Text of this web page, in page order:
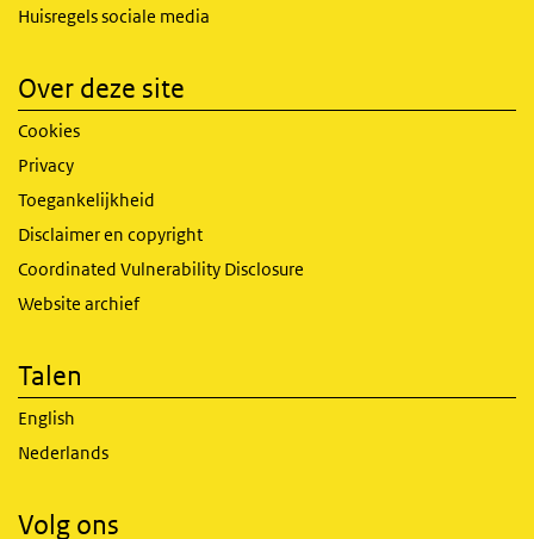
Huisregels sociale media
Over deze site
Cookies
Privacy
Toegankelijkheid
Disclaimer en copyright
Coordinated Vulnerability Disclosure
Website archief
Talen
English
Nederlands
Volg ons